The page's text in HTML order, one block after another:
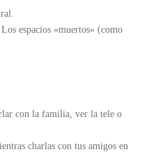
espacios «muertos» (como
con la familia, ver la tele o
charlas con tus amigos en